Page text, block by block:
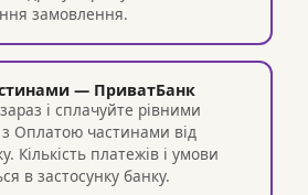
замовлення.
— ПриватБанк
і сплачуйте рівними
Оплатою частинами від
Кількість платежів і умови
в застосунку банку.